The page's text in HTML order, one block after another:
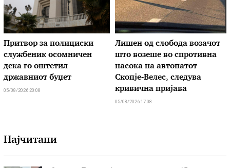
Притвор за полициски
службеник осомничен
дека го оштетил
државниот буџет
05/08/2026 20:08
Лишен од слобода возачот
што возеше во спротивна
насока на автопатот
Скопје-Велес, следува
кривична пријава
05/08/2026 17:08
Најчитани